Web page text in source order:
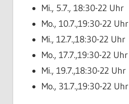
Mi., 5.7., 18:30-22 Uhr
Mo., 10.7.,19:30-22 Uhr
Mi., 12.7.,18:30-22 Uhr
Mo., 17.7.,19:30-22 Uhr
Mi., 19.7.,18:30-22 Uhr
Mo., 31.7.,19:30-22 Uhr